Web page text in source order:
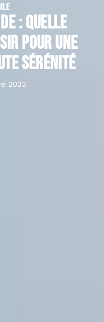
: quelle
pour une
sérénité
2023